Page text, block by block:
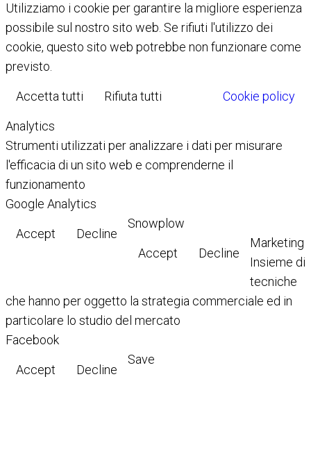
Utilizziamo i cookie per garantire la migliore esperienza
possibile sul nostro sito web. Se rifiuti l'utilizzo dei
cookie, questo sito web potrebbe non funzionare come
previsto.
Accetta tutti Rifiuta tutti Cookie policy
Analytics
Strumenti utilizzati per analizzare i dati per misurare
l'efficacia di un sito web e comprenderne il
funzionamento
Google Analytics
Accept Decline
Snowplow
Accept Decline
Marketing
Insieme di
tecniche
che hanno per oggetto la strategia commerciale ed in
particolare lo studio del mercato
Facebook
Accept Decline
Save